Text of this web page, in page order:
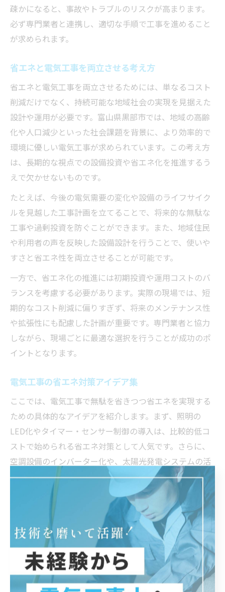
疎かになると、事故やトラブルのリスクが高まります。
必ず専門業者と連携し、適切な手順で工事を進めること
が求められます。
省エネと電気工事を両立させる考え方
省エネと電気工事を両立させるためには、単なるコスト
削減だけでなく、持続可能な地域社会の実現を見据えた
設計や運用が必要です。富山県黒部市では、地域の高齢
化や人口減少といった社会課題を背景に、より効率的で
環境に優しい電気工事が求められています。この考え方
は、長期的な視点での設備投資や省エネ化を推進するう
えで欠かせないものです。
たとえば、今後の電気需要の変化や設備のライフサイク
ルを見越した工事計画を立てることで、将来的な無駄な
工事や過剰投資を防ぐことができます。また、地域住民
や利用者の声を反映した設備設計を行うことで、使いや
すさと省エネ性を両立させることが可能です。
一方で、省エネ化の推進には初期投資や運用コストのバ
ランスを考慮する必要があります。実際の現場では、短
期的なコスト削減に偏りすぎず、将来のメンテナンス性
や拡張性にも配慮した計画が重要です。専門業者と協力
しながら、現場ごとに最適な選択を行うことが成功のポ
イントとなります。
電気工事の省エネ対策アイデア集
ここでは、電気工事で無駄を省きつつ省エネを実現する
ための具体的なアイデアを紹介します。まず、照明の
LED化やタイマー・センサー制御の導入は、比較的低コ
ストで始められる省エネ対策として人気です。さらに、
空調設備のインバーター化や、太陽光発電システムの活
用も、長期的な光熱費削減に寄与します。
代表的な省エネ対策例
既存照明のLED化や人感センサー付き照明の設置
空調機器の定期メンテナンスと高効率機器への更新
配線ルートの見直しによる工事時間と材料費の削減
太陽光発電や蓄電池の導入による自家消費型エネルギ
ーの活用